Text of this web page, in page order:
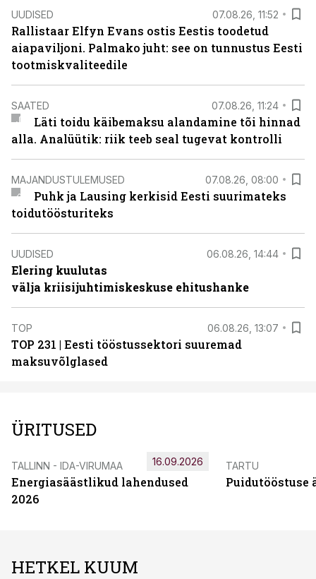
UUDISED 07.08.26, 11:52
Rallistaar Elfyn Evans ostis Eestis toodetud
aiapaviljoni. Palmako juht: see on tunnustus Eesti
tootmiskvaliteedile
SAATED 07.08.26, 11:24
Läti toidu käibemaksu alandamine tõi hinnad
alla. Analüütik: riik teeb seal tugevat kontrolli
MAJANDUSTULEMUSED 07.08.26, 08:00
Puhk ja Lausing kerkisid Eesti suurimateks
toidutöösturiteks
UUDISED 06.08.26, 14:44
Elering kuulutas
välja kriisijuhtimiskeskuse ehitushanke
TOP 06.08.26, 13:07
TOP 231 | Eesti tööstussektori suuremad
maksuvõlglased
ÜRITUSED
TALLINN - IDA-VIRUMAA
Energiasäästlikud lahendused
2026
16.09.2026 TARTU
Puidutööstuse
HETKEL KUUM